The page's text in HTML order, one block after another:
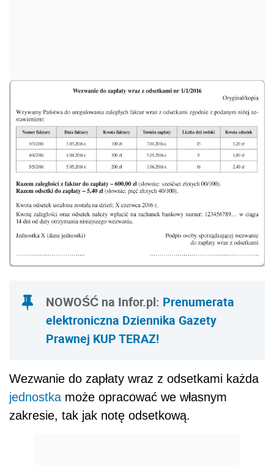
NOWOŚĆ na Infor.pl: Prenumerata
elektroniczna Dziennika Gazety
Prawnej KUP TERAZ!
Wezwanie do zapłaty wraz z odsetkami każda
jednostkamoże opracować we własnym
zakresie, tak jak notę odsetkową.